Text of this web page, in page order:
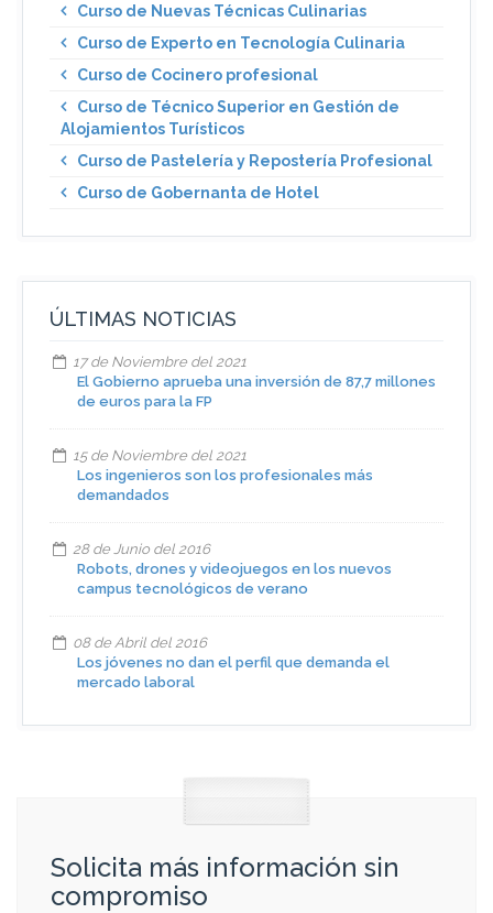
Curso de Nuevas Técnicas Culinarias
Curso de Experto en Tecnología Culinaria
Curso de Cocinero profesional
Curso de Técnico Superior en Gestión de
Alojamientos Turísticos
Curso de Pastelería y Repostería Profesional
Curso de Gobernanta de Hotel
ÚLTIMAS NOTICIAS
17 de Noviembre del 2021
El Gobierno aprueba una inversión de 87,7 millones
de euros para la FP
15 de Noviembre del 2021
Los ingenieros son los profesionales más
demandados
28 de Junio del 2016
Robots, drones y videojuegos en los nuevos
campus tecnológicos de verano
08 de Abril del 2016
Los jóvenes no dan el perfil que demanda el
mercado laboral
Solicita más información sin
compromiso